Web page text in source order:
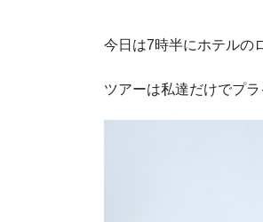
今日は7時半にホテルの
ツアーは私達だけでプ